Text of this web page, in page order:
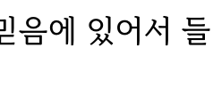
음에 있어서